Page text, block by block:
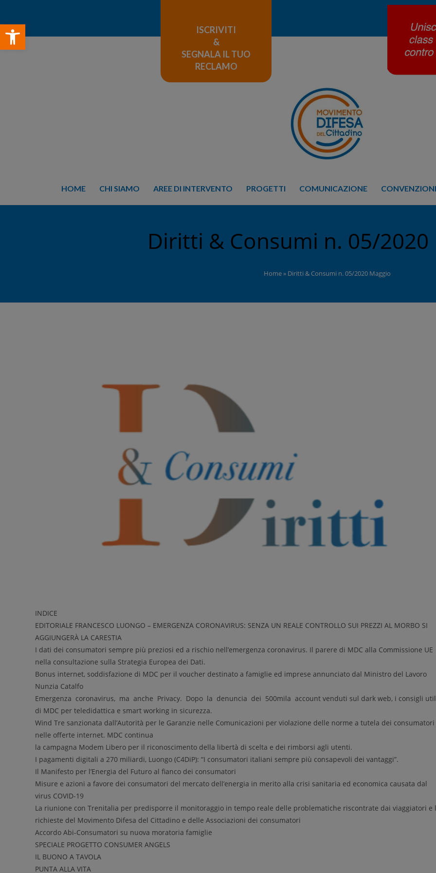
Open toolbar
ISCRIVITI
&
SEGNALA IL TUO
RECLAMO
HOME CHI SIAMO AREE DI INTERVENTO PROGETTI COMUNICAZIONE
Diritti & Consumi n. 05/2020
Home» Diritti & Consumi n. 05/2020 Maggio
INDICE
EDITORIALE FRANCESCO LUONGO – EMERGENZA CORONAVIRUS: SENZA UN REALE CONTROLLO SUI PREZZI AL MORBO SI
AGGIUNGERÀ LA CARESTIA
I dati dei consumatori sempre più preziosi ed a rischio nell’emergenza coronavirus. Il parere di MDC alla Commissione UE
nella consultazione sulla Strategia Europea dei Dati.
Bonus internet, soddisfazione di MDC per il voucher destinato a famiglie ed imprese annunciato dal Ministro del Lavoro
Nunzia Catalfo
Emergenza coronavirus, ma anche Privacy. Dopo la denuncia dei 500mila account venduti sul dark web, i consigli
di MDC per teledidattica e smart working in sicurezza.
Wind Tre sanzionata dall’Autorità per le Garanzie nelle Comunicazioni per violazione delle norme a tutela dei consumatori
nelle offerte internet. MDC continua
la campagna Modem Libero per il riconoscimento della libertà di scelta e dei rimborsi agli utenti.
I pagamenti digitali a 270 miliardi, Luongo (C4DiP): “I consumatori italiani sempre più consapevoli dei vantaggi”.
Il Manifesto per l’Energia del Futuro al fianco dei consumatori
Misure e azioni a favore dei consumatori del mercato dell’energia in merito alla crisi sanitaria ed economica causata dal
virus COVID-19
La riunione con Trenitalia per predisporre il monitoraggio in tempo reale delle problematiche riscontrate dai viaggiatori e
richieste del Movimento Difesa del Cittadino e delle Associazioni dei consumatori
Accordo Abi-Consumatori su nuova moratoria famiglie
SPECIALE PROGETTO CONSUMER ANGELS
IL BUONO A TAVOLA
PUNTA ALLA VITA